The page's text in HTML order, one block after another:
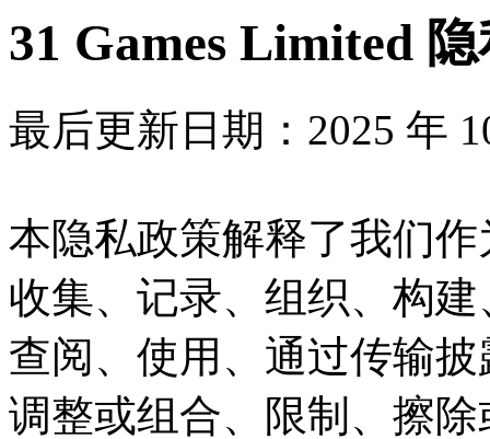
31 Games Limited
最后更新日期：2025 年
本隐私政策解释了我们
收集、记录、组织、构
查阅、使用、通过传输
调整或组合、限制、擦